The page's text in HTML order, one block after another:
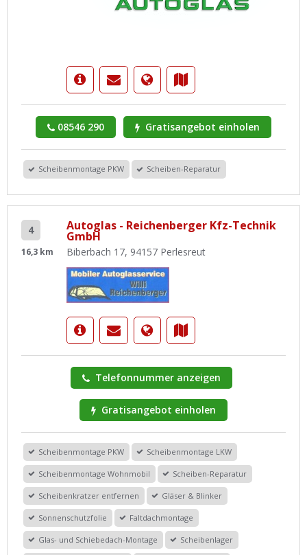
08546 290 Gratisangebot einholen
Scheibenmontage PKW Scheiben-Reparatur
4
16,3 km
Autoglas - Reichenberger Kfz-Technik
GmbH
Biberbach 17, 94157 Perlesreut
Telefonnummer anzeigen
Gratisangebot einholen
Scheibenmontage PKW Scheibenmontage LKW
Scheibenmontage Wohnmobil Scheiben-Reparatur
Scheibenkratzer entfernen Gläser & Blinker
Sonnenschutzfolie Faltdachmontage
Glas- und Schiebedach-Montage Scheibenlager